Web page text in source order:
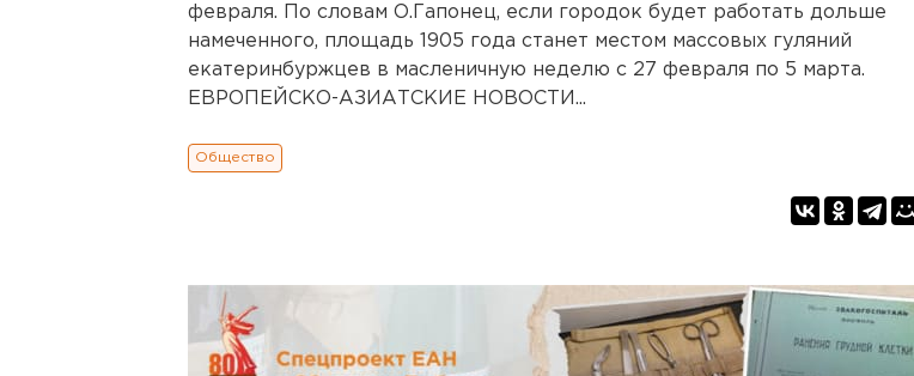
февраля. По словам О.Гапонец, если городок будет работать дольше
намеченного, площадь 1905 года станет местом массовых гуляний
екатеринбуржцев в масленичную неделю с 27 февраля по 5 марта.
ЕВРОПЕЙСКО-АЗИАТСКИЕ НОВОСТИ...
Общество